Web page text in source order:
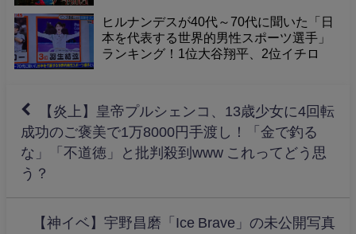
ヒルナンデスが40代～70代に聞いた「日
本を代表する世界的男性スポーツ選手」
ランキング！1位大谷翔平、2位イチロ
【炎上】皇帝プルシェンコ、13歳少女に4回転
成功のご褒美で1万8000円手渡し！「金で釣る
な」「不道徳」と批判殺到www これってどう思
う？
【神イベ】宇野昌磨「Ice Brave」の未公開写真